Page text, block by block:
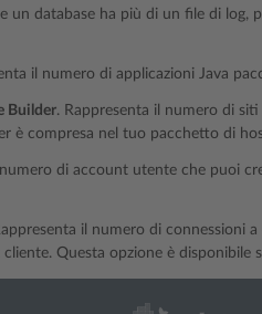
un database ha più di un file di
il numero di applicazioni Java
Builder. Rappresenta il numero di
è compresa nel tuo pacchetto di
di account utente che puoi
il numero di connessioni
Questa opzione è